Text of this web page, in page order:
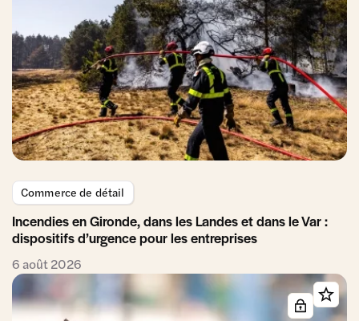
Commerce de détail
Incendies en Gironde, dans les Landes et dans le Var :
dispositifs d’urgence pour les entreprises
6 août 2026